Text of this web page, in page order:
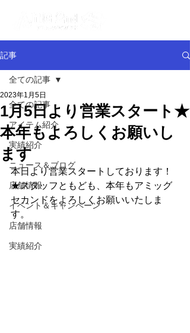
記事
全ての記事
アイテム紹介
実績紹介
ニュース＆ブログ
店舗情報
イベント＆キャンペーン
店舗情報
実績紹介
全ての記事
1月5日より営業スタート★
本年もよろしくお願いし
ます
2023年1月5日
本日より営業スタートしております！
★スタッフともども、本年もアミッグ
セカンドをよろしくお願いいたしま
す。